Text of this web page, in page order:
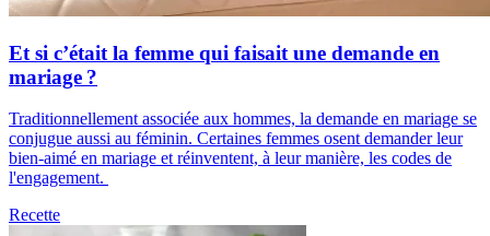
Et si c’était la femme qui faisait une demande en
mariage ?
Traditionnellement associée aux hommes, la demande en mariage se
conjugue aussi au féminin. Certaines femmes osent demander leur
bien-aimé en mariage et réinventent, à leur manière, les codes de
l'engagement.
Recette